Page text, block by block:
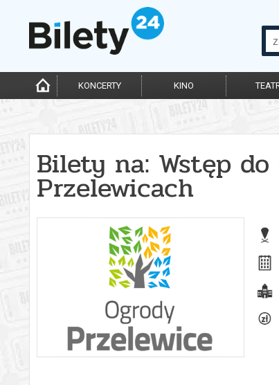
KONCERTY KINO
Bilety na: Wstęp
Przelewicach